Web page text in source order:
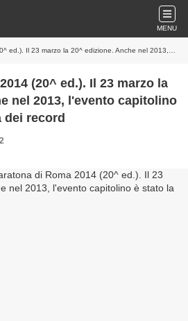
MENU
la 20^ edizione. Anche nel 2013, l'evento capitolino è stato la Maratona dei record
(20^ ed.). Il 23 marzo la
nel 2013, l'evento capitolino
dei record